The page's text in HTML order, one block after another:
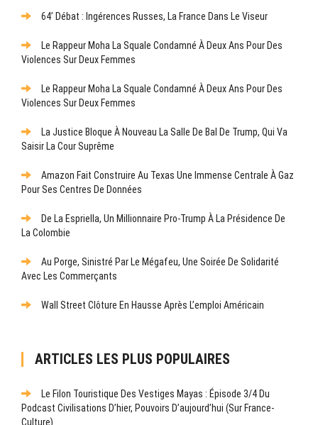
64’ Débat : Ingérences Russes, La France Dans Le Viseur
Le Rappeur Moha La Squale Condamné À Deux Ans Pour Des
Violences Sur Deux Femmes
Le Rappeur Moha La Squale Condamné À Deux Ans Pour Des
Violences Sur Deux Femmes
La Justice Bloque À Nouveau La Salle De Bal De Trump, Qui Va
Saisir La Cour Suprême
Amazon Fait Construire Au Texas Une Immense Centrale À Gaz
Pour Ses Centres De Données
De La Espriella, Un Millionnaire Pro-Trump À La Présidence De
La Colombie
Au Porge, Sinistré Par Le Mégafeu, Une Soirée De Solidarité
Avec Les Commerçants
Wall Street Clôture En Hausse Après L’emploi Américain
ARTICLES LES PLUS POPULAIRES
Le Filon Touristique Des Vestiges Mayas : Épisode 3/4 Du
Podcast Civilisations D’hier, Pouvoirs D’aujourd’hui (sur France-
Culture)